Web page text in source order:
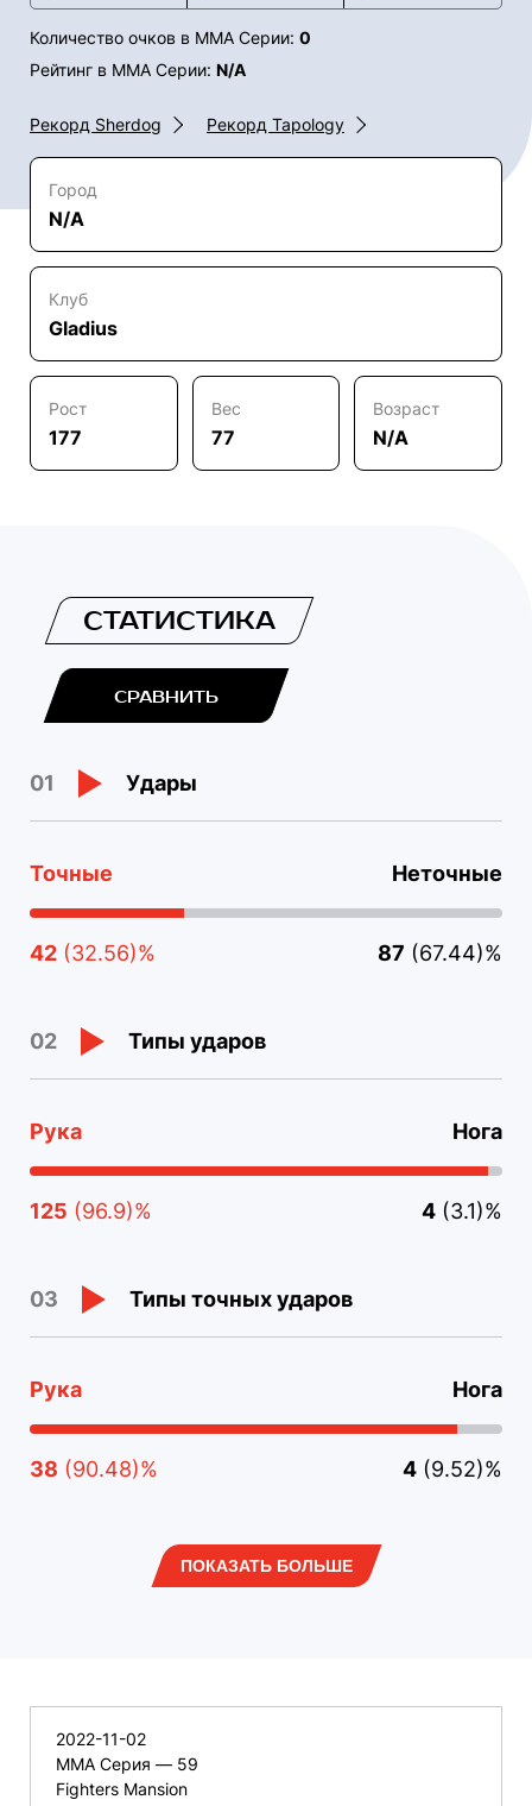
Количество очков в ММА Серии: 0
Рейтинг в ММА Серии: N/A
Рекорд Sherdog Рекорд Tapology
Город
N/A
Клуб
Gladius
Рост
177
Вес
77
Возраст
N/A
СТАТИСТИКА
СРАВНИТЬ
01 Удары
Точные Неточные
42 (32.56)% 87 (67.44)%
02 Типы ударов
Рука Нога
125 (96.9)% 4 (3.1)%
03 Типы точных ударов
Рука Нога
38 (90.48)% 4 (9.52)%
ПОКАЗАТЬ БОЛЬШЕ
2022-11-02
ММА Серия — 59
Fighters Mansion